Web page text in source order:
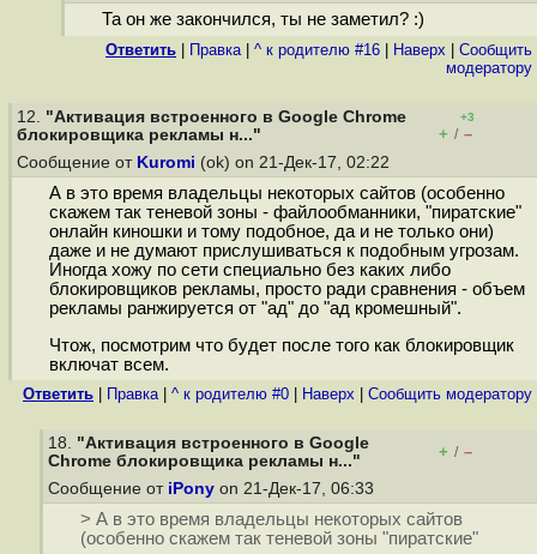
Та он же закончился, ты не заметил? :)
Ответить Правка| ^ к родителю #16 Наверх
Cообщить
модератору
12. "Активация встроенного в Google Chrome
блокировщика рекламы н..."
+3
+ / –
Сообщение от Kuromi (ok) on 21-Дек-17, 02:22
А в это время владельцы некоторых сайтов (особенно
скажем так теневой зоны - файлообманники, "пиратские"
онлайн киношки и тому подобное, да и не только они)
даже и не думают прислушиваться к подобным угрозам.
Иногда хожу по сети специально без каких либо
блокировщиков рекламы, просто ради сравнения - объем
рекламы ранжируется от "ад" до "ад кромешный".
Чтож, посмотрим что будет после того как блокировщик
включат всем.
Ответить Правка| ^ к родителю #0 Наверх Cообщить модератору
18. "Активация встроенного в Google
Chrome блокировщика рекламы н..."
+ / –
Сообщение от iPony on 21-Дек-17, 06:33
> А в это время владельцы некоторых сайтов
(особенно скажем так теневой зоны "пиратские"